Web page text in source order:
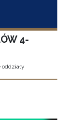
4-